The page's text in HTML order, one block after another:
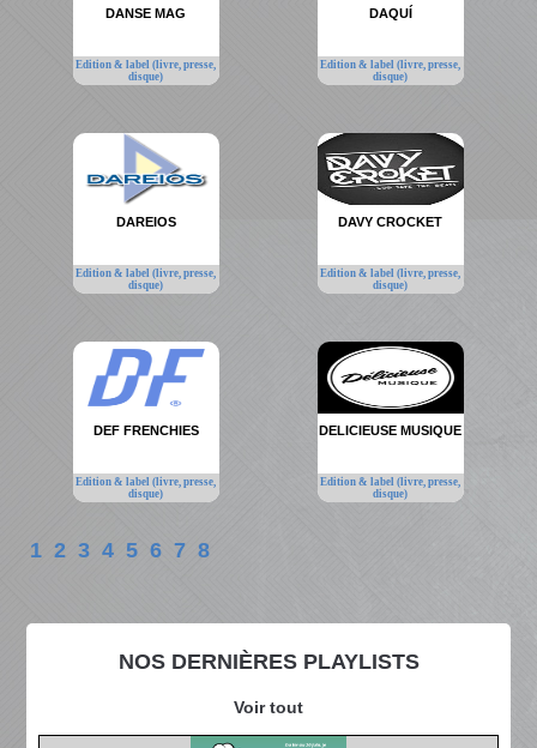
NOS DERNIÈRES PLAYLISTS
Voir tout
DANSE MAG
Edition & label (livre, presse,
disque)
DAQUÍ
Edition & label (livre, presse,
disque)
DAREIOS
Edition & label (livre, presse,
disque)
DAVY CROCKET
Edition & label (livre, presse,
disque)
DEF FRENCHIES
Edition & label (livre, presse,
disque)
DELICIEUSE MUSIQUE
Edition & label (livre, presse,
disque)
1 2 3 4 5 6 7 8